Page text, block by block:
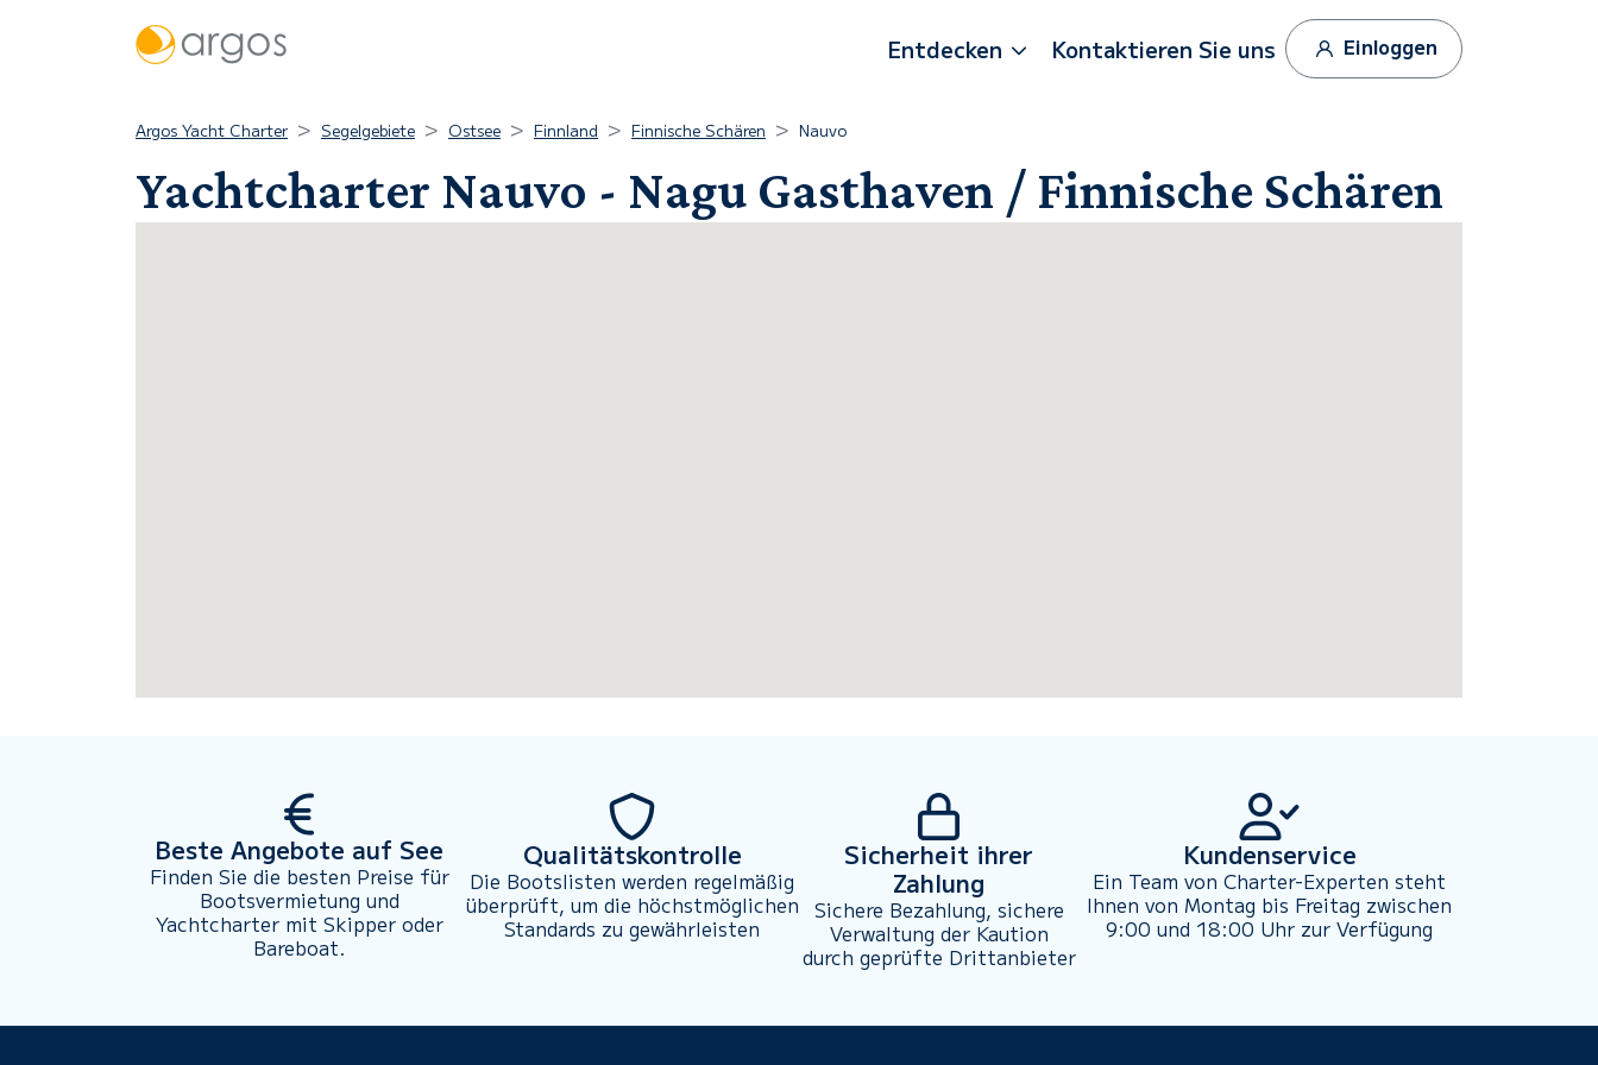
Entdecken Kontaktieren Sie uns Einloggen
Argos Yacht Charter Segelgebiete Ostsee Finnland Finnische Schären Nauvo
Yachtcharter Nauvo - Nagu Gasthaven / Finnische Schären
Beste Angebote auf See
Finden Sie die besten Preise für
Bootsvermietung und
Yachtcharter mit Skipper oder
Bareboat.
Qualitätskontrolle
Die Bootslisten werden regelmäßig
überprüft, um die höchstmöglichen
Standards zu gewährleisten
Sicherheit ihrer
Zahlung
Sichere Bezahlung, sichere
Verwaltung der Kaution
durch geprüfte Drittanbieter
Kundenservice
Ein Team von Charter-Experten steht
Ihnen von Montag bis Freitag zwischen
9:00 und 18:00 Uhr zur Verfügung